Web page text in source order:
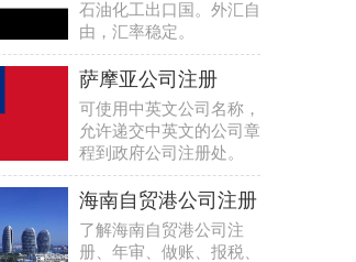
石油化工出口国。外汇自
由，汇率稳定。
萨摩亚公司注册
可使用中英文公司名称，
允许递交中英文的公司章
程到政府公司注册处。
海南自贸港公司注册
了解海南自贸港公司注
册、年审、做账、报税、